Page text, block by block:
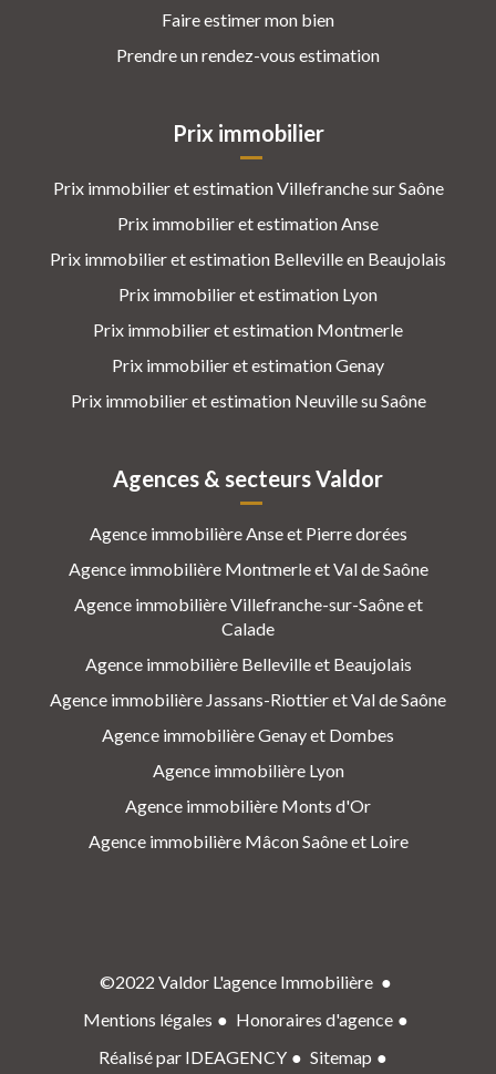
Faire estimer mon bien
Prendre un rendez-vous estimation
Prix immobilier
Prix immobilier et estimation Villefranche sur Saône
Prix immobilier et estimation Anse
Prix immobilier et estimation Belleville en Beaujolais
Prix immobilier et estimation Lyon
Prix immobilier et estimation Montmerle
Prix immobilier et estimation Genay
Prix immobilier et estimation Neuville su Saône
Agences & secteurs Valdor
Agence immobilière Anse et Pierre dorées
Agence immobilière Montmerle et Val de Saône
Agence immobilière Villefranche-sur-Saône et
Calade
Agence immobilière Belleville et Beaujolais
Agence immobilière Jassans-Riottier et Val de Saône
Agence immobilière Genay et Dombes
Agence immobilière Lyon
Agence immobilière Monts d'Or
Agence immobilière Mâcon Saône et Loire
©2022 Valdor L'agence Immobilière
Mentions légales
Honoraires d'agence
Réalisé par IDEAGENCY
Sitemap